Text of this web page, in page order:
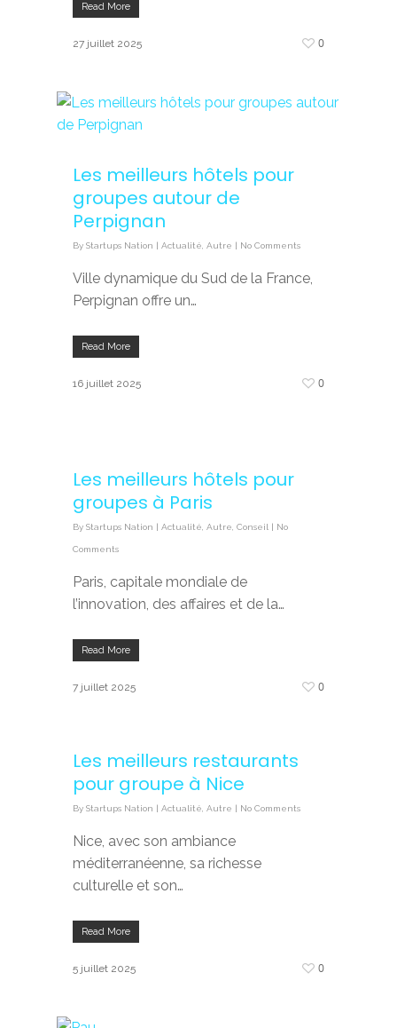
Read More
27 juillet 2025 0
Les meilleurs hôtels pour
groupes autour de
Perpignan
By Startups Nation | Actualité, Autre | No Comments
Ville dynamique du Sud de la France,
Perpignan offre un…
Read More
16 juillet 2025 0
Les meilleurs hôtels pour
groupes à Paris
By Startups Nation | Actualité, Autre, Conseil | No
Comments
Paris, capitale mondiale de
l’innovation, des affaires et de la…
Read More
7 juillet 2025 0
Les meilleurs restaurants
pour groupe à Nice
By Startups Nation | Actualité, Autre | No Comments
Nice, avec son ambiance
méditerranéenne, sa richesse
culturelle et son…
Read More
5 juillet 2025 0